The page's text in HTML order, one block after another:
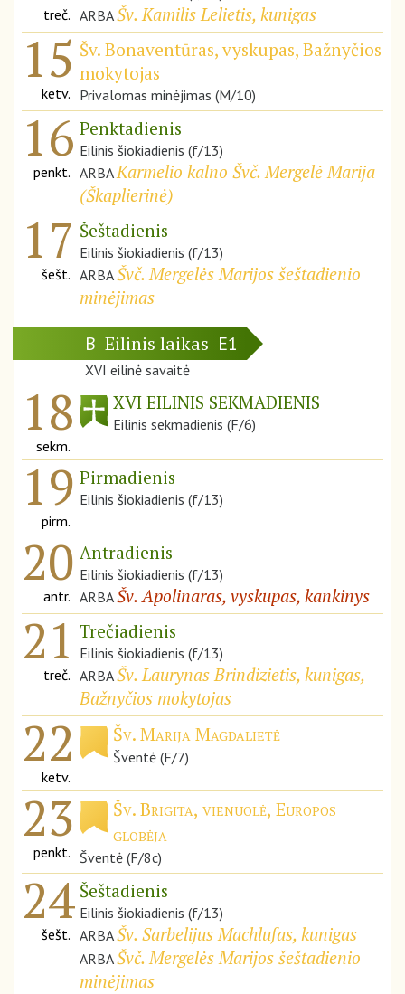
treč. ARBAŠv. Kamilis Lelietis, kunigas
15
ketv.
Šv. Bonaventūras, vyskupas, Bažnyčios
mokytojas
Privalomas minėjimas (M/10)
16
penkt.
Penktadienis
Eilinis šiokiadienis (f/13)
ARBAKarmelio kalno Švč. Mergelė Marija
(Škaplierinė)
17
šešt.
Šeštadienis
Eilinis šiokiadienis (f/13)
ARBAŠvč. Mergelės Marijos šeštadienio
minėjimas
B Eilinis laikas E1
XVI eilinė savaitė
18
sekm.
XVI EILINIS SEKMADIENIS
Eilinis sekmadienis (F/6)
19
pirm.
Pirmadienis
Eilinis šiokiadienis (f/13)
20
antr.
Antradienis
Eilinis šiokiadienis (f/13)
ARBAŠv. Apolinaras, vyskupas, kankinys
21
treč.
Trečiadienis
Eilinis šiokiadienis (f/13)
ARBAŠv. Laurynas Brindizietis, kunigas,
Bažnyčios mokytojas
22
ketv.
Šv. Marija Magdalietė
Šventė (F/7)
23
penkt.
Šv. Brigita, vienuolė, Europos
globėja
Šventė (F/8c)
24
šešt.
Šeštadienis
Eilinis šiokiadienis (f/13)
ARBAŠv. Sarbelijus Machlufas, kunigas
ARBAŠvč. Mergelės Marijos šeštadienio
minėjimas